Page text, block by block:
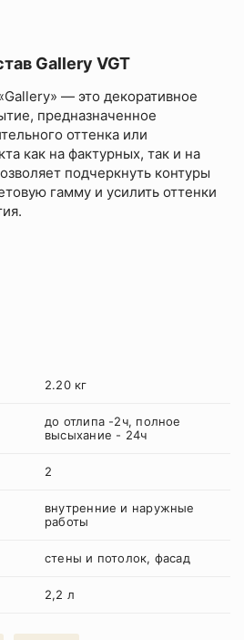
Gallery VGT
— это декоративное
предназначенное
оттенка или
как на фактурных, так и на
подчеркнуть контуры
гамму и усилить оттенки
2.20 кг
до отлипа -2ч, полное
высыхание - 24ч
2
внутренние и наружные
работы
стены и потолок, фасад
2,2 л